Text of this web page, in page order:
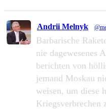
Andrii Melnyk
Barbarische
nie dagewesenes
berichten von
jemand Moskau
weisen, um diese
Kriegsverbrechen